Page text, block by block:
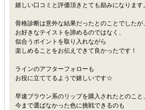
嬉しい口コミと評価頂きとても励みになります。
骨格診断は意外な結果だったとのことでしたが、
お好きなテイストを諦めるのではなく、
似合うポイントを取り入れながら
楽しめることをお伝えできて良かったです！
ラインのアフターフォローも
お役に立ててるようで嬉しいです☆
早速ブラウン系のリップを購入されたとのこと、
今まで選ばなかった色に挑戦できるのも